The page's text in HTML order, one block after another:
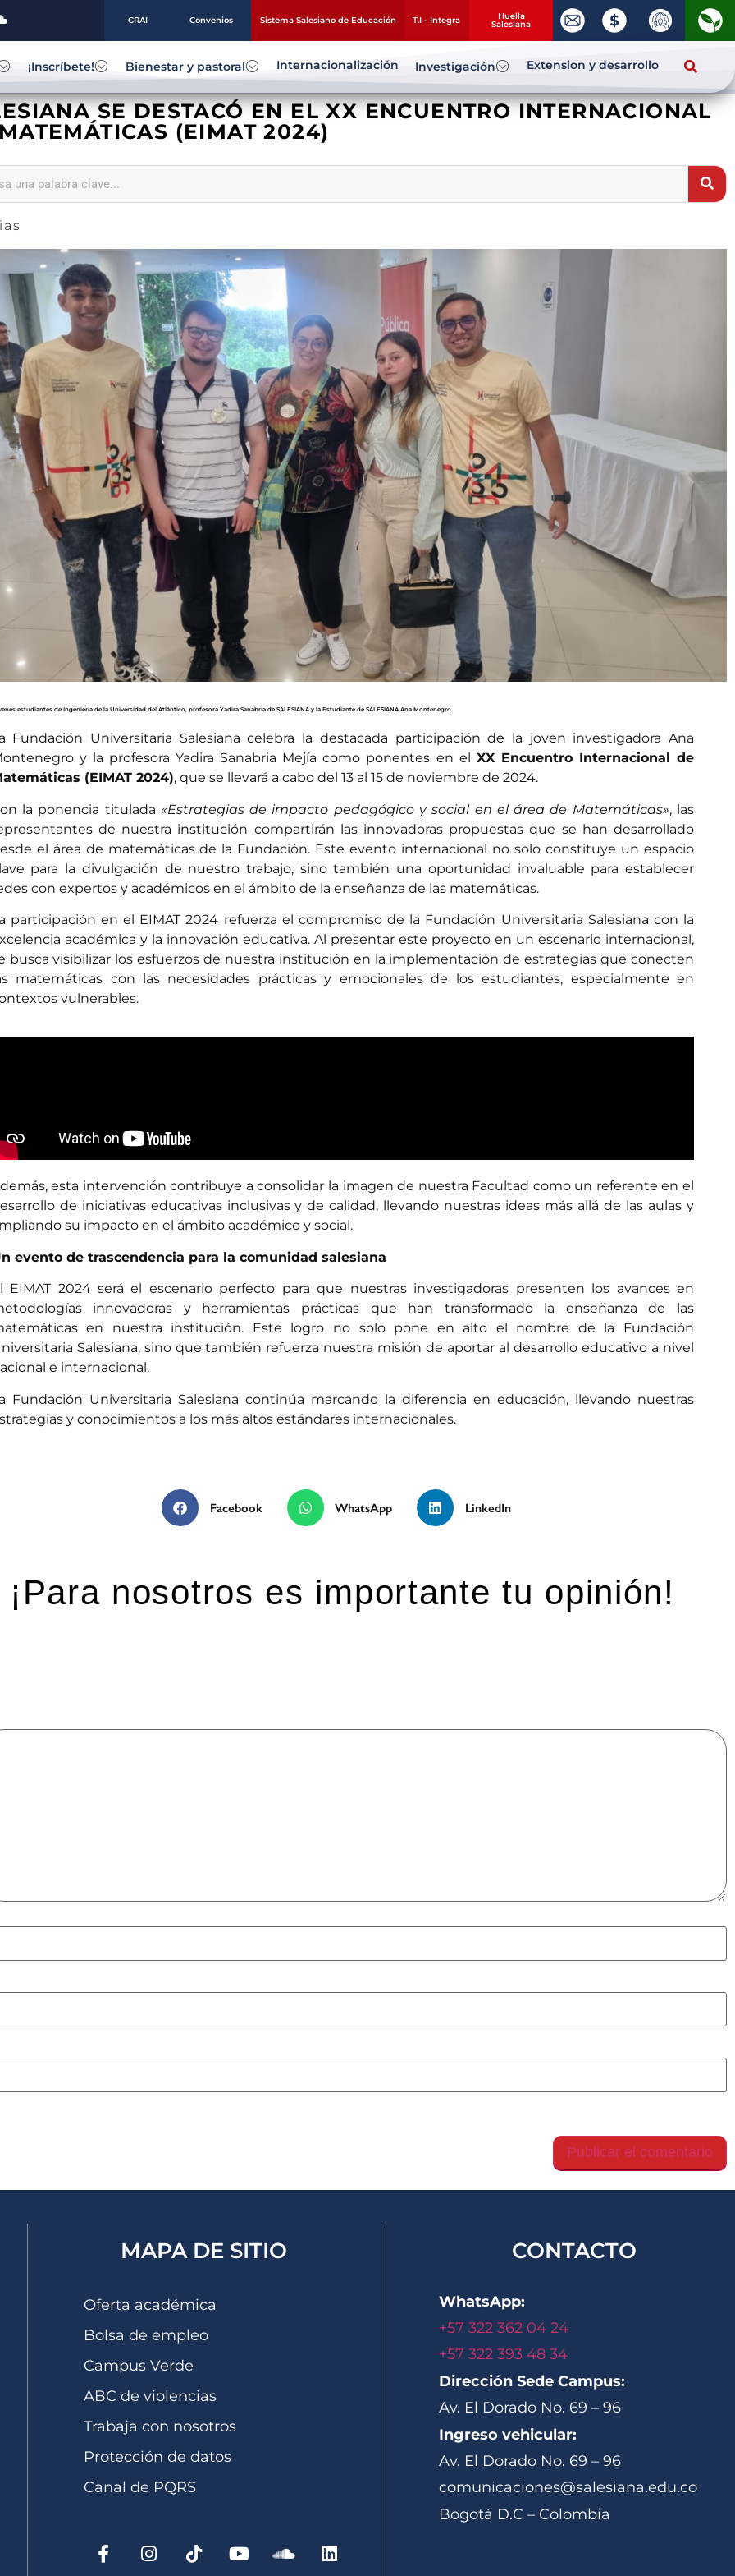
CRAI Convenios Sistema Salesiano de Educación T.I - Integra Huella
Salesiana
¡Inscríbete! Bienestar y pastoral Internacionalización Investigación Extension y desarrollo
SE DESTACÓ EN EL XX ENCUENTRO INTERNACIONAL
(EIMAT 2024)
estudiantes de Ingeniería de la Universidad del Atlántico, profesora Yadira Sanabría de SALESIANA y la Estudiante de SALESIANA Ana Montenegro
Fundación Universitaria Salesiana celebra la destacada participación de la joven investigadora Ana
y la profesora Yadira Sanabria Mejía como ponentes en el XX Encuentro Internacional de
(EIMAT 2024), que se llevará a cabo del 13 al 15 de noviembre de 2024.
la ponencia titulada «Estrategias de impacto pedagógico y social en el área de Matemáticas», las
de nuestra institución compartirán las innovadoras propuestas que se han desarrollado
el área de matemáticas de la Fundación. Este evento internacional no solo constituye un espacio
para la divulgación de nuestro trabajo, sino también una oportunidad invaluable para establecer
con expertos y académicos en el ámbito de la enseñanza de las matemáticas.
participación en el EIMAT 2024 refuerza el compromiso de la Fundación Universitaria Salesiana con la
académica y la innovación educativa. Al presentar este proyecto en un escenario internacional,
busca visibilizar los esfuerzos de nuestra institución en la implementación de estrategias que conecten
matemáticas con las necesidades prácticas y emocionales de los estudiantes, especialmente en
vulnerables.
esta intervención contribuye a consolidar la imagen de nuestra Facultad como un referente en el
de iniciativas educativas inclusivas y de calidad, llevando nuestras ideas más allá de las aulas y
su impacto en el ámbito académico y social.
evento de trascendencia para la comunidad salesiana
EIMAT 2024 será el escenario perfecto para que nuestras investigadoras presenten los avances en
innovadoras y herramientas prácticas que han transformado la enseñanza de las
en nuestra institución. Este logro no solo pone en alto el nombre de la Fundación
Salesiana, sino que también refuerza nuestra misión de aportar al desarrollo educativo a nivel
e internacional.
Fundación Universitaria Salesiana continúa marcando la diferencia en educación, llevando nuestras
y conocimientos a los más altos estándares internacionales.
Facebook WhatsApp LinkedIn
¡Para nosotros es importante tu opinión!
MAPA DE SITIO
Oferta académica
Bolsa de empleo
Campus Verde
ABC de violencias
Trabaja con nosotros
Protección de datos
Canal de PQRS
CONTACTO
WhatsApp:
+57 322 362 04 24
+57 322 393 48 34
Dirección Sede Campus:
Av. El Dorado No. 69 – 96
Ingreso vehicular:
Av. El Dorado No. 69 – 96
comunicaciones@salesiana.edu.co
Bogotá D.C – Colombia